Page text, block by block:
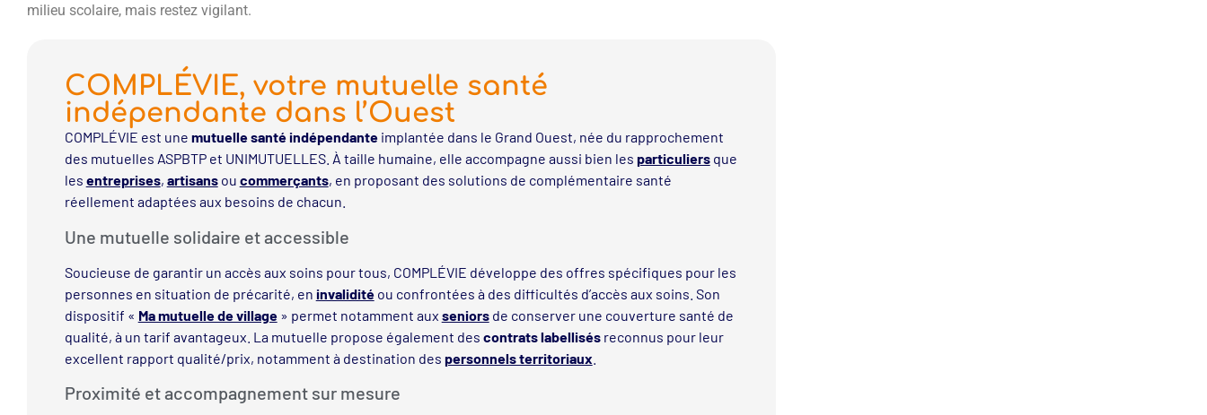
milieu scolaire, mais restez vigilant.
COMPLÉVIE, votre mutuelle santé
indépendante dans l’Ouest
COMPLÉVIE est une mutuelle santé indépendanteimplantée dans le Grand Ouest, née du rapprochement
des mutuelles ASPBTP et UNIMUTUELLES. À taille humaine, elle accompagne aussi bien les particuliersque
les entreprises, artisansou commerçants, en proposant des solutions de complémentaire santé
réellement adaptées aux besoins de chacun.
Une mutuelle solidaire et accessible
Soucieuse de garantir un accès aux soins pour tous, COMPLÉVIE développe des offres spécifiques pour les
personnes en situation de précarité, en invaliditéou confrontées à des difficultés d’accès aux soins. Son
dispositif « Ma mutuelle de village» permet notamment aux seniorsde conserver une couverture santé de
qualité, à un tarif avantageux. La mutuelle propose également des contrats labellisésreconnus pour leur
excellent rapport qualité/prix, notamment à destination des personnels territoriaux
Proximité et accompagnement sur mesure